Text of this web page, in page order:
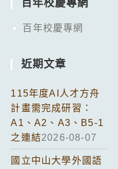
百年校慶專網
百年校慶專網
近期文章
115年度AI人才方舟
計畫需完成研習：
A1、A2、A3、B5-1
之連結2026-08-07
國立中山大學外國語